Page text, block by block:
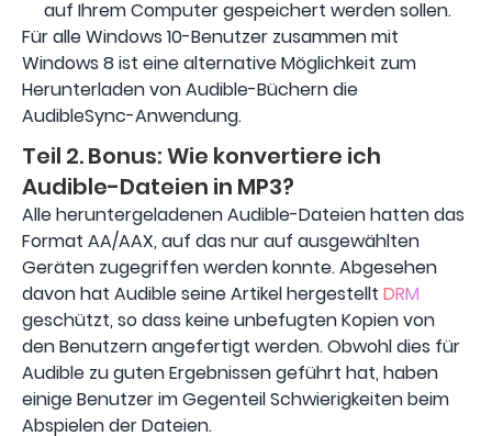
auf Ihrem Computer gespeichert werden sollen.
Für alle Windows 10-Benutzer zusammen mit
Windows 8 ist eine alternative Möglichkeit zum
Herunterladen von Audible-Büchern die
AudibleSync-Anwendung.
Teil 2. Bonus: Wie konvertiere ich
Audible-Dateien in MP3?
Alle heruntergeladenen Audible-Dateien hatten das
Format AA/AAX, auf das nur auf ausgewählten
Geräten zugegriffen werden konnte. Abgesehen
davon hat Audible seine Artikel hergestellt DRM
geschützt, so dass keine unbefugten Kopien von
den Benutzern angefertigt werden. Obwohl dies für
Audible zu guten Ergebnissen geführt hat, haben
einige Benutzer im Gegenteil Schwierigkeiten beim
Abspielen der Dateien.